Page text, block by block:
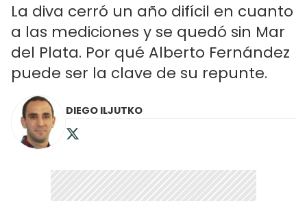
La diva cerró un año difícil en cuanto
a las mediciones y se quedó sin Mar
del Plata. Por qué Alberto Fernández
puede ser la clave de su repunte.
DIEGO ILJUTKO